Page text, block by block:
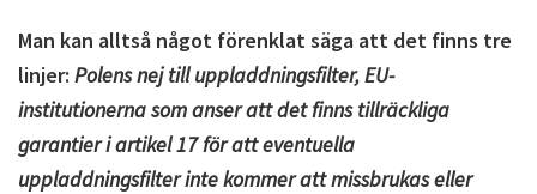
Man kan alltså något förenklat säga att det finns tre
linjer: Polens nej till uppladdningsfilter, EU-
institutionerna som anser att det finns tillräckliga
garantier i artikel 17 för att eventuella
uppladdningsfilter inte kommer att missbrukas eller